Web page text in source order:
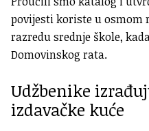
povijesti koriste u osmom
razredu srednje škole,
Domovinskog rata.
Udžbenike
izdavačke kuće